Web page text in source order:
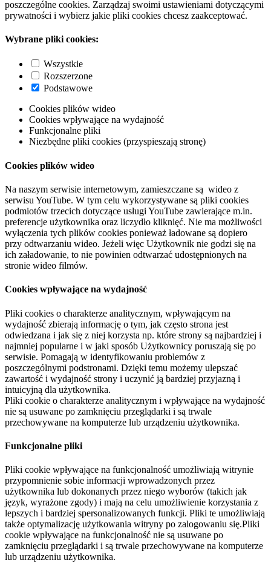
poszczególne cookies. Zarządzaj swoimi ustawieniami dotyczącymi
prywatności i wybierz jakie pliki cookies chcesz zaakceptować.
Wybrane pliki cookies:
Wszystkie
Rozszerzone
Podstawowe
Cookies plików wideo
Cookies wpływające na wydajność
Funkcjonalne pliki
Niezbędne pliki cookies (przyspieszają stronę)
Cookies plików wideo
Na naszym serwisie internetowym, zamieszczane są wideo z
serwisu YouTube. W tym celu wykorzystywane są pliki cookies
podmiotów trzecich dotyczące usługi YouTube zawierające m.in.
preferencje użytkownika oraz liczydło kliknięć. Nie ma możliwości
wyłączenia tych plików cookies ponieważ ładowane są dopiero
przy odtwarzaniu wideo. Jeżeli więc Użytkownik nie godzi się na
ich załadowanie, to nie powinien odtwarzać udostępnionych na
stronie wideo filmów.
Cookies wpływające na wydajność
Pliki cookies o charakterze analitycznym, wpływającym na
wydajność zbierają informację o tym, jak często strona jest
odwiedzana i jak się z niej korzysta np. które strony są najbardziej i
najmniej popularne i w jaki sposób Użytkownicy poruszają się po
serwisie. Pomagają w identyfikowaniu problemów z
poszczególnymi podstronami. Dzięki temu możemy ulepszać
zawartość i wydajność strony i uczynić ją bardziej przyjazną i
intuicyjną dla użytkownika.
Pliki cookie o charakterze analitycznym i wpływające na wydajność
nie są usuwane po zamknięciu przeglądarki i są trwale
przechowywane na komputerze lub urządzeniu użytkownika.
Funkcjonalne pliki
Pliki cookie wpływające na funkcjonalność umożliwiają witrynie
przypomnienie sobie informacji wprowadzonych przez
użytkownika lub dokonanych przez niego wyborów (takich jak
język, wyrażone zgody) i mają na celu umożliwienie korzystania z
lepszych i bardziej spersonalizowanych funkcji. Pliki te umożliwiają
także optymalizację użytkowania witryny po zalogowaniu się.Pliki
cookie wpływające na funkcjonalność nie są usuwane po
zamknięciu przeglądarki i są trwale przechowywane na komputerze
lub urządzeniu użytkownika.